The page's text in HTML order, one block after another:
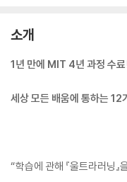
소개
1년 만에 MIT 4년 과정 수료
세상 모든 배움에 통하는 12
“학습에 관해 『울트라러닝